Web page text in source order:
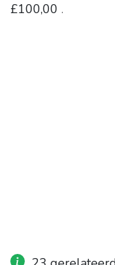
£100,00 .